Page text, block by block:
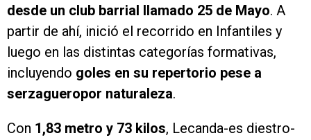
desde un club barrial llamado 25 de Mayo. A
partir de ahí, inició el recorrido en Infantiles y
luego en las distintas categorías formativas,
incluyendo goles en su repertorio pese a
serzagueropor naturaleza.
Con 1,83 metro y 73 kilos, Lecanda-es diestro-